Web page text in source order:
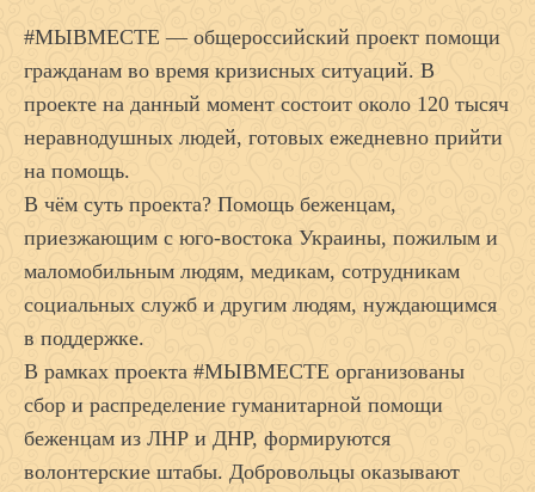
#МЫВМЕСТЕ — общероссийский проект помощи
гражданам во время кризисных ситуаций. В
проекте на данный момент состоит около 120 тысяч
неравнодушных людей, готовых ежедневно прийти
на помощь.
В чём суть проекта? Помощь беженцам,
приезжающим с юго-востока Украины, пожилым и
маломобильным людям, медикам, сотрудникам
социальных служб и другим людям, нуждающимся
в поддержке.
В рамках проекта #МЫВМЕСТЕ организованы
сбор и распределение гуманитарной помощи
беженцам из ЛНР и ДНР, формируются
волонтерские штабы. Добровольцы оказывают